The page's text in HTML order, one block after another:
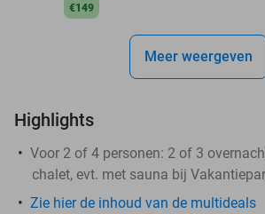
€149
Meer weergeven
Highlights
Voor 2 of 4 personen: 2 of 3
chalet, evt. met sauna bij
Zie hier de inhoud van de multideals